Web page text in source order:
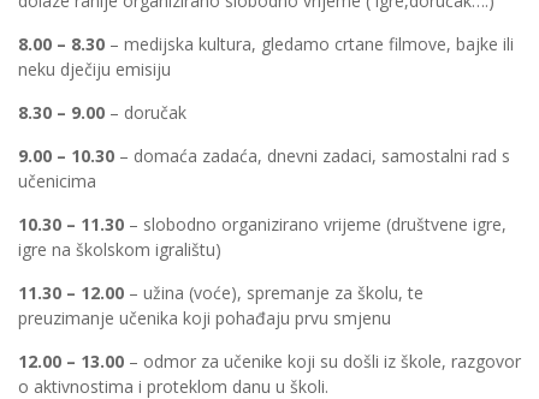
8.00 – 8.30 – medijska kultura, gledamo crtane filmove, bajke ili
neku dječiju emisiju
8.30 – 9.00 – doručak
9.00 – 10.30 – domaća zadaća, dnevni zadaci, samostalni rad s
učenicima
10.30 – 11.30 – slobodno organizirano vrijeme (društvene igre,
igre na školskom igralištu)
11.30 – 12.00 – užina (voće), spremanje za školu, te
preuzimanje učenika koji pohađaju prvu smjenu
12.00 – 13.00 – odmor za učenike koji su došli iz škole, razgovor
o aktivnostima i proteklom danu u školi.